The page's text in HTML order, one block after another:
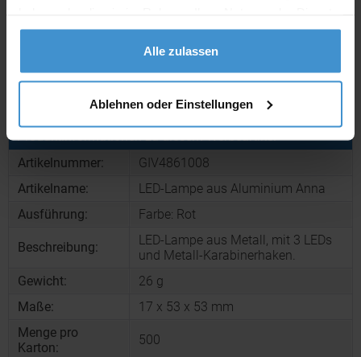
gesammelt haben.
Alle zulassen
Ablehnen oder Einstellungen
Produktinformationen zu diesem Werbeartikel
Artikelnummer:
GIV4861008
Artikelname:
LED-Lampe aus Aluminium Anna
Ausführung:
Farbe: Rot
Beschreibung:
LED-Lampe aus Metall, mit 3 LEDs
und Metall-Karabinerhaken.
Gewicht:
26 g
Maße:
17 x 53 x 53 mm
Menge pro
Karton:
500